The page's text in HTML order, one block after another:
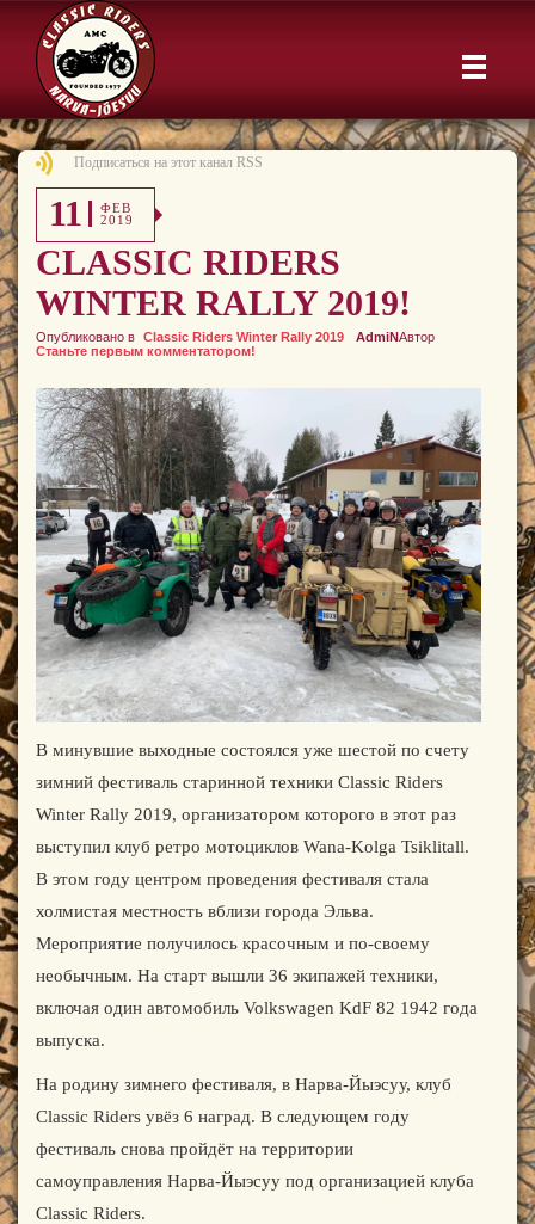
Подписаться на этот канал RSS
11
ФЕВ
2019
CLASSIC RIDERS
WINTER RALLY 2019!
Опубликовано в Classic Riders Winter Rally 2019 Автор
AdmiN
Станьте первым комментатором!
В минувшие выходные состоялся уже шестой по счету
зимний фестиваль старинной техники Classic Riders
Winter Rally 2019, организатором которого в этот раз
выступил клуб ретро мотоциклов Wana-Kolga Tsiklitall.
В этом году центром проведения фестиваля стала
холмистая местность вблизи города Эльва.
Мероприятие получилось красочным и по-своему
необычным. На старт вышли 36 экипажей техники,
включая один автомобиль Volkswagen KdF 82 1942 года
выпуска.
На родину зимнего фестиваля, в Нарва-Йыэсуу, клуб
Classic Riders увёз 6 наград. В следующем году
фестиваль снова пройдёт на территории
самоуправления Нарва-Йыэсуу под организацией клуба
Classic Riders.